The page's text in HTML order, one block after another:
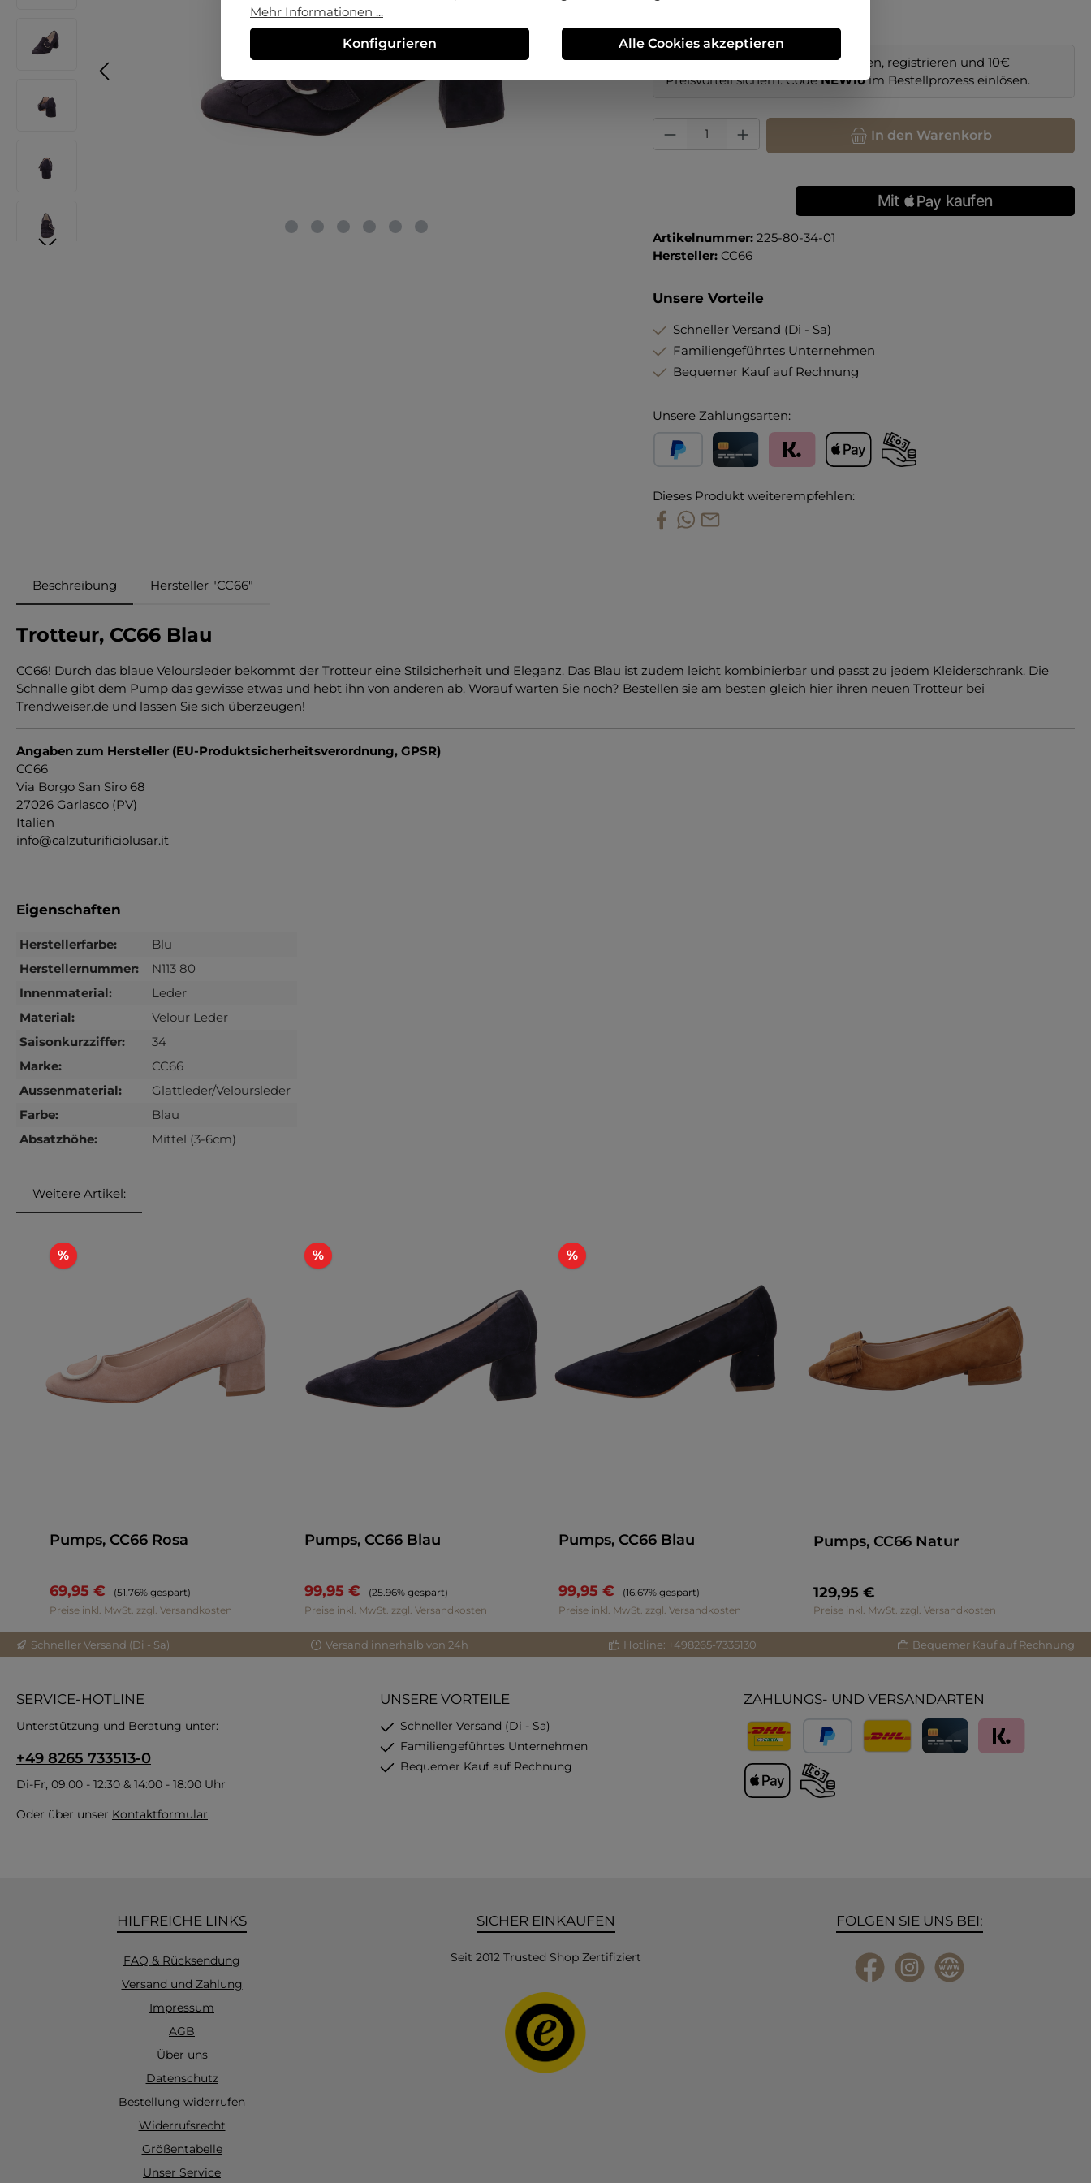
Erstmalig im Online-Shop bestellen, registrieren und 10€
Preisvorteil sichern. CodeNEW10im Bestellprozess einlösen.
Produkt Anzahl: Gib den gewünschten Wert ein oder benutze die
In den Warenkorb
Artikelnummer: 225-80-34-01
Hersteller: CC66
Unsere Vorteile
Schneller Versand (Di - Sa)
Familiengeführtes Unternehmen
Bequemer Kauf auf Rechnung
Unsere Zahlungsarten:
Dieses Produkt weiterempfehlen:
Beschreibung Hersteller "CC66"
Trotteur, CC66 Blau
CC66! Durch das blaue Veloursleder bekommt der Trotteur eine Stilsicherheit und Eleganz. Das Blau ist zudem leicht kombinierbar und passt zu jedem Kleiderschrank. Die
Schnalle gibt dem Pump das gewisse etwas und hebt ihn von anderen ab. Worauf warten Sie noch? Bestellen sie am besten gleich hier ihren neuen Trotteur bei
Trendweiser.de und lassen Sie sich überzeugen!
Angaben zum Hersteller (EU-Produktsicherheitsverordnung, GPSR)
CC66
Via Borgo San Siro 68
27026 Garlasco (PV)
Italien
info@calzuturificiolusar.it
Eigenschaften
Herstellerfarbe:
Blu
Herstellernummer:
N113 80
Innenmaterial:
Leder
Material:
Velour Leder
Saisonkurzziffer:
34
Marke:
CC66
Aussenmaterial:
Glattleder/Veloursleder
Farbe:
Blau
Absatzhöhe:
Mittel (3-6cm)
Weitere Artikel:
%Rabatt
Pumps, CC66 Rosa
69,95 € Regulärer Preis:
(51.76% gespart)
Preise inkl. MwSt. zzgl. Versandkosten
%Rabatt
Pumps, CC66 Blau
99,95 € Regulärer Preis:
(25.96% gespart)
Preise inkl. MwSt. zzgl. Versandkosten
%Rabatt
Pumps, CC66 Blau
99,95 € Regulärer Preis:
(16.67% gespart)
Preise inkl. MwSt. zzgl. Versandkosten
Pumps, CC66 Natur
129,95 €
Preise inkl. MwSt. zzgl. Versandkosten
Schneller Versand (Di - Sa) Versand innerhalb von 24h Hotline: +498265-7335130 Bequemer Kauf auf Rechnung
SERVICE-HOTLINE
Unterstützung und Beratung unter:
+49 8265 733513-0
Di-Fr, 09:00 - 12:30 & 14:00 - 18:00 Uhr
Oder über unser Kontaktformular.
UNSERE VORTEILE
Schneller Versand (Di - Sa)
Familiengeführtes Unternehmen
Bequemer Kauf auf Rechnung
ZAHLUNGS- UND VERSANDARTEN
PayPal
Versand
HILFREICHE LINKS
FAQ & Rücksendung
Versand und Zahlung
Impressum
AGB
Über uns
Datenschutz
Bestellung widerrufen
Widerrufsrecht
Größentabelle
Unser Service
SICHER EINKAUFEN
Seit 2012 Trusted Shop Zertifiziert
FOLGEN SIE UNS BEI:
FacebookInstagramWebsite
Mehr Informationen ...
Konfigurieren Alle Cookies akzeptieren